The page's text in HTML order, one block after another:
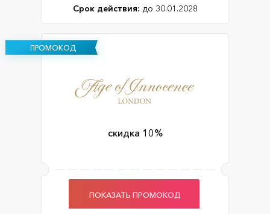
Срок действия: до 30.01.2028
ПРОМОКОД
скидка 10%
ПОКАЗАТЬ ПРОМОКОД